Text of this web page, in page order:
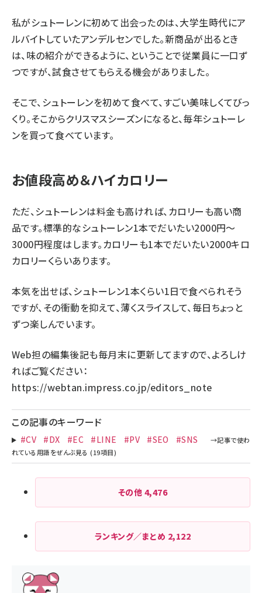
私がシュトーレンに初めて出会ったのは、大学生時代にア
ルバイトしていたアンデルセンでした。新商品が出るとき
は、味の紹介ができるように、ということで従業員に一口ず
つですが、試食させてもらえる機会がありました。
そこで、シュトーレンを初めて食べて、すごい美味しくてびっ
くり。そこからクリスマスシーズンになると、毎年シュトーレ
ンを買って食べています。
お値段高め＆ハイカロリー
ただ、シュトーレンは料金も高ければ、カロリーも高い商
品です。標準的なシュトーレン1本でだいたい2000円～
3000円程度はします。カロリーも1本でだいたい2000キロ
カロリーくらいあります。
本気を出せば、シュトーレン1本くらい1日で食べられそう
ですが、その衝動を抑えて、薄くスライスして、毎日ちょっと
ずつ楽しんでいます。
Web担の編集後記も毎月末に更新してますので、よろしけ
ればご覧ください：
https://webtan.impress.co.jp/editors_note
この記事のキーワード
#CV #DX #EC #LINE #PV #SEO #SNS
その他 4,476
ランキング／まとめ 2,122